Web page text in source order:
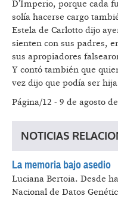
D’Imperio, porque cada
solía hacerse cargo
Estela de Carlotto dijo
sienten con sus padres,
sus apropiadores
Y contó también que
vez dijo que podía ser
Página/12 - 9 de agosto
NOTICIAS
La memoria bajo asedio
Luciana Bertoia. Desde
Nacional de Datos